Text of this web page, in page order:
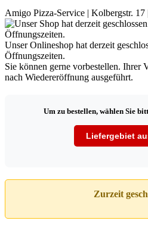
Amigo Pizza-Service | Kolbergstr. 17
Unser Onlineshop hat derzeit
Öffnungszeiten.
Sie können gerne vorbestellen. Ihrer
nach Wiedereröffnung ausgeführt.
Um zu bestellen, wählen Sie
Liefergebiet
Zurzeit